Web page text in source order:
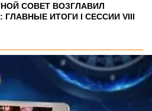
СОВЕТ ВОЗГЛАВИЛ
ИТОГИ I СЕССИИ VIII